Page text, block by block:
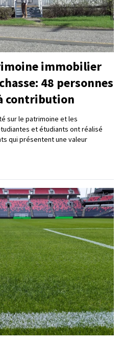
immobilier
48 personnes
contribution
sur le patrimoine et les
et étudiants ont réalisé
qui présentent une valeur